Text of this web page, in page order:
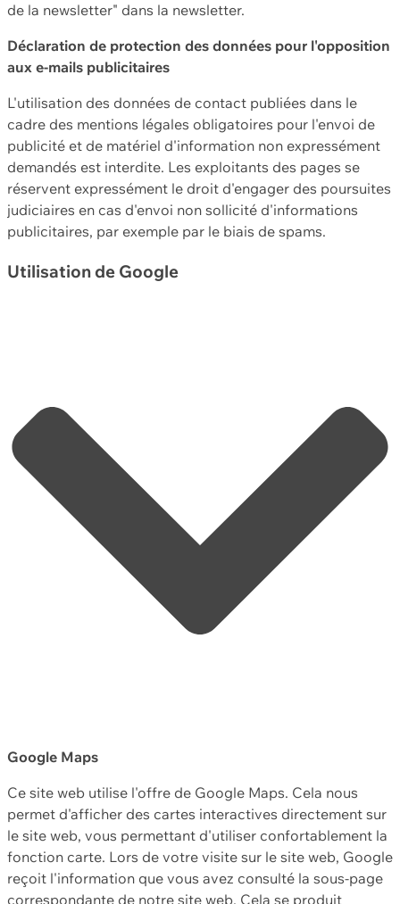
de la newsletter" dans la newsletter.
Déclaration de protection des données pour l'opposition
aux e-mails publicitaires
L'utilisation des données de contact publiées dans le
cadre des mentions légales obligatoires pour l'envoi de
publicité et de matériel d'information non expressément
demandés est interdite. Les exploitants des pages se
réservent expressément le droit d'engager des poursuites
judiciaires en cas d'envoi non sollicité d'informations
publicitaires, par exemple par le biais de spams.
Utilisation de Google
Google Maps
Ce site web utilise l'offre de Google Maps. Cela nous
permet d'afficher des cartes interactives directement sur
le site web, vous permettant d'utiliser confortablement la
fonction carte. Lors de votre visite sur le site web, Google
reçoit l'information que vous avez consulté la sous-page
correspondante de notre site web. Cela se produit